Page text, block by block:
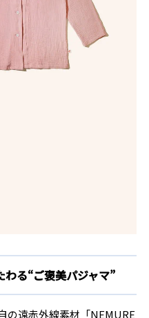
る“ご褒美パジャマ”
の遠赤外線素材「NEMURE